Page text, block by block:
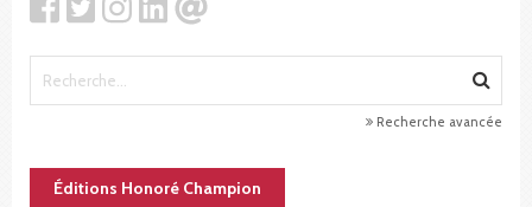
Recherche avancée
Éditions Honoré Champion